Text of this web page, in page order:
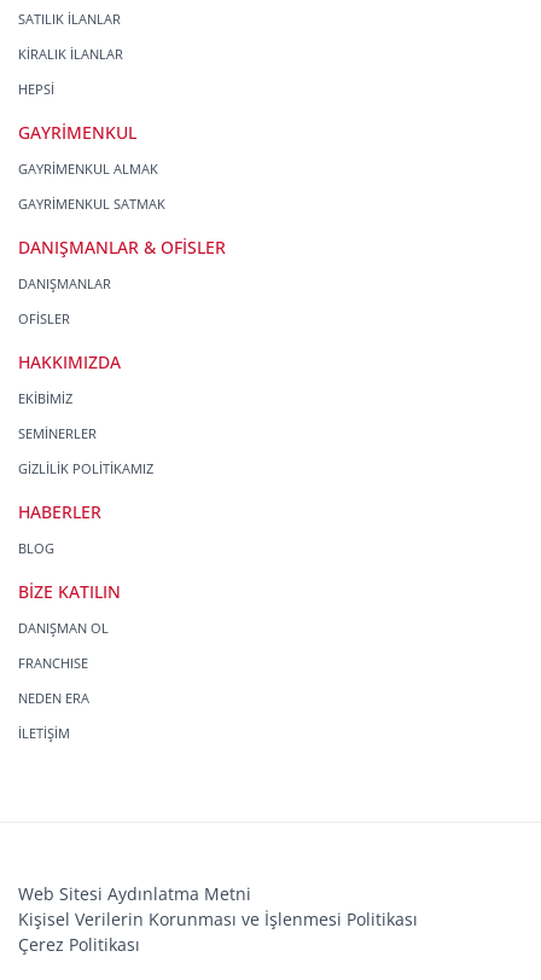
SATILIK İLANLAR
KİRALIK İLANLAR
HEPSİ
GAYRİMENKUL
GAYRİMENKUL ALMAK
GAYRİMENKUL SATMAK
DANIŞMANLAR & OFİSLER
DANIŞMANLAR
OFİSLER
HAKKIMIZDA
EKİBİMİZ
SEMİNERLER
GİZLİLİK POLİTİKAMIZ
HABERLER
BLOG
BİZE KATILIN
DANIŞMAN OL
FRANCHISE
NEDEN ERA
İLETİŞİM
Web Sitesi Aydınlatma Metni
Kişisel Verilerin Korunması ve İşlenmesi Politikası
Çerez Politikası